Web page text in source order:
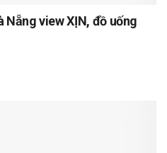
Nẵng view XỊN, đồ uống